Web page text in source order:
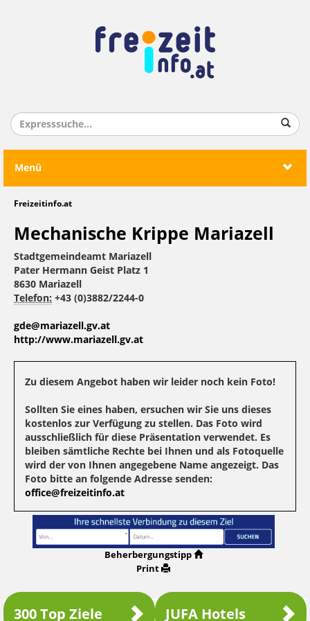
Menü
Freizeitinfo.at
Mechanische Krippe Mariazell
Stadtgemeindeamt Mariazell
Pater Hermann Geist Platz 1
8630 Mariazell
Telefon: +43 (0)3882/2244-0
gde@mariazell.gv.at
http://www.mariazell.gv.at
Zu diesem Angebot haben wir leider noch kein Foto!
Sollten Sie eines haben, ersuchen wir Sie uns dieses
kostenlos zur Verfügung zu stellen. Das Foto wird
ausschließlich für diese Präsentation verwendet. Es
bleiben sämtliche Rechte bei Ihnen und als Fotoquelle
wird der von Ihnen angegebene Name angezeigt. Das
Foto bitte an folgende Adresse senden:
office@freizeitinfo.at
Beherbergungstipp
Print
300 Top Ziele JUFA Hotels